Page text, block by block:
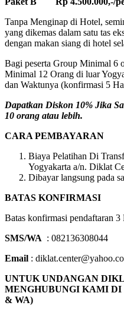
Tanpa Menginap di Hotel,
yang dikemas dalam satu tas
dengan makan siang di hotel
Bagi peserta Group Minimal 6
Minimal 12 Orang di luar
dan Waktunya (konfirmasi 5
Dapatkan Diskon 10% Jika
10 orang atau lebih.
CARA PEMBAYARAN
Biaya Pelatihan Di
Yogyakarta a/n. Diklat
Dibayar langsung pada
BATAS KONFIRMASI
Batas konfirmasi pendaftaran
SMS/WA : 082136308044
Email :
UNTUK UNDANGAN
MENGHUBUNGI KAMI DI
& WA)